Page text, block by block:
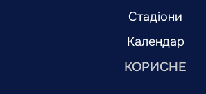
Стадіони
Календар
КОРИСНЕ